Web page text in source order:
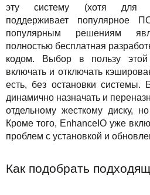
эту систему (хотя для
поддерживает популярное
популярным решениям
полностью бесплатная
кодом. Выбор в пользу
включать и отключать
есть, без остановки системы.
динамично назначать и
отдельному жесткому диску,
Кроме того, EnhanceIO уже
проблем с установкой и
Как подобрать